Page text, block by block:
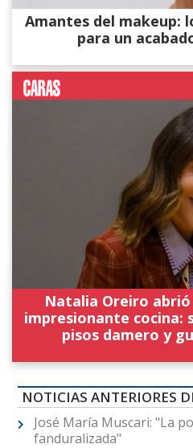
Amantes del makeup:
para un
Natalia Oreiro
impresionante cocina:
pisos damero y
NOTICIAS ANTERIORES
José María Muscari: "La
fanduralizada"